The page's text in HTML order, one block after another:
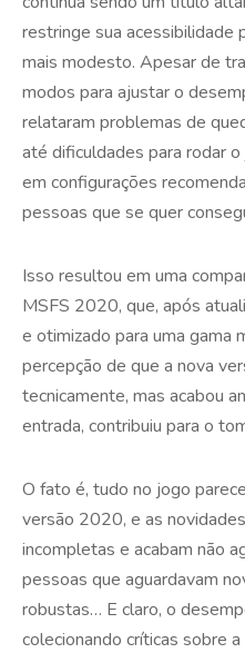
restringe sua acessibilidade
mais modesto. Apesar de
modos para ajustar o
relataram problemas de
até dificuldades para rodar
em configurações
pessoas que se quer
Isso resultou em uma
MSFS 2020, que, após
e otimizado para uma gama
percepção de que a nova
tecnicamente, mas acabou
entrada, contribuiu para o
O fato é, tudo no jogo
versão 2020, e as
incompletas e acabam não
pessoas que aguardavam
robustas… E claro, o
colecionando críticas sobre